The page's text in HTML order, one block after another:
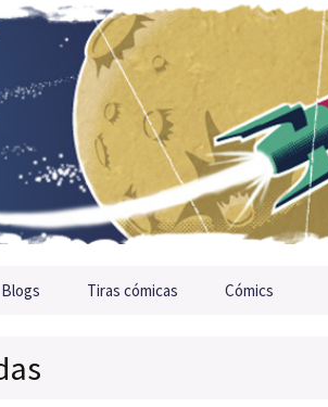
Blogs Tiras cómicas Cómics